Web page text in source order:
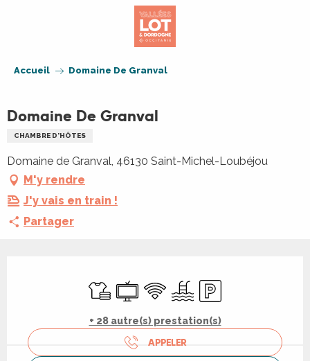
Accueil Domaine De Granval
Domaine De Granval
CHAMBRE D'HÔTES
Domaine de Granval, 46130 Saint-Michel-Loubéjou
M'y rendre
J'y vais en train !
Partager
Draps et linge
Télévision
WiFi PiscineParking
+ 28 autre(s) prestation(s)
APPELER